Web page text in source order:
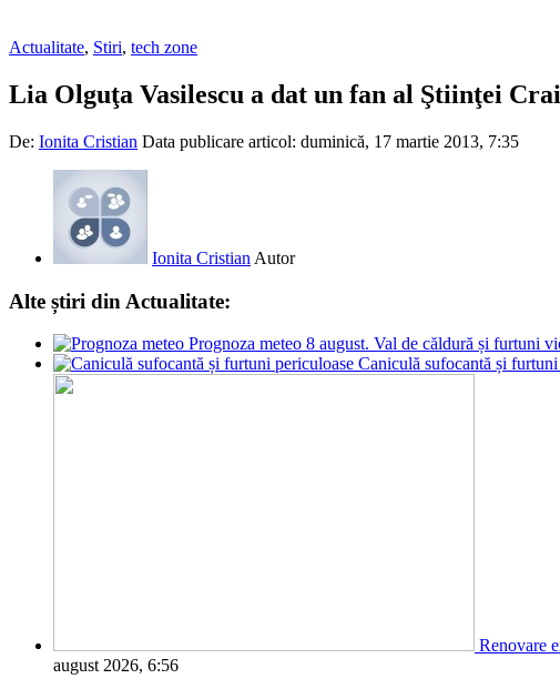
Actualitate, Stiri, tech zone
Lia Olguţa Vasilescu a dat un fan al Ştiinţei
De: Ionita Cristian Data publicare articol: duminică, 17 martie 2013, 7:35
Ionita Cristian Autor
Alte știri din Actualitate:
Prognoza meteo 8 august. Val de căldură și furtuni
Caniculă sufocantă și
Renovare
august 2026, 6:56